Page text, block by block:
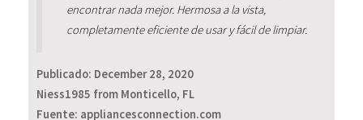
encontrar nada mejor. Hermosa a la vista,
completamente eficiente de usar y fácil de limpiar.
Publicado: December 28, 2020
Niess1985 from Monticello, FL
Fuente: appliancesconnection.com